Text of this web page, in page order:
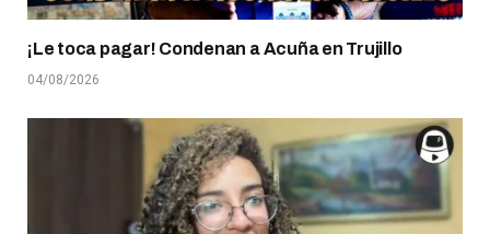
¡Le toca pagar! Condenan a Acuña en Trujillo
04/08/2026